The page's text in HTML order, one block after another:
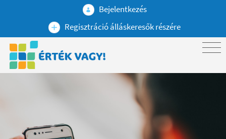
Bejelentkezés
Regisztráció álláskeresők részére